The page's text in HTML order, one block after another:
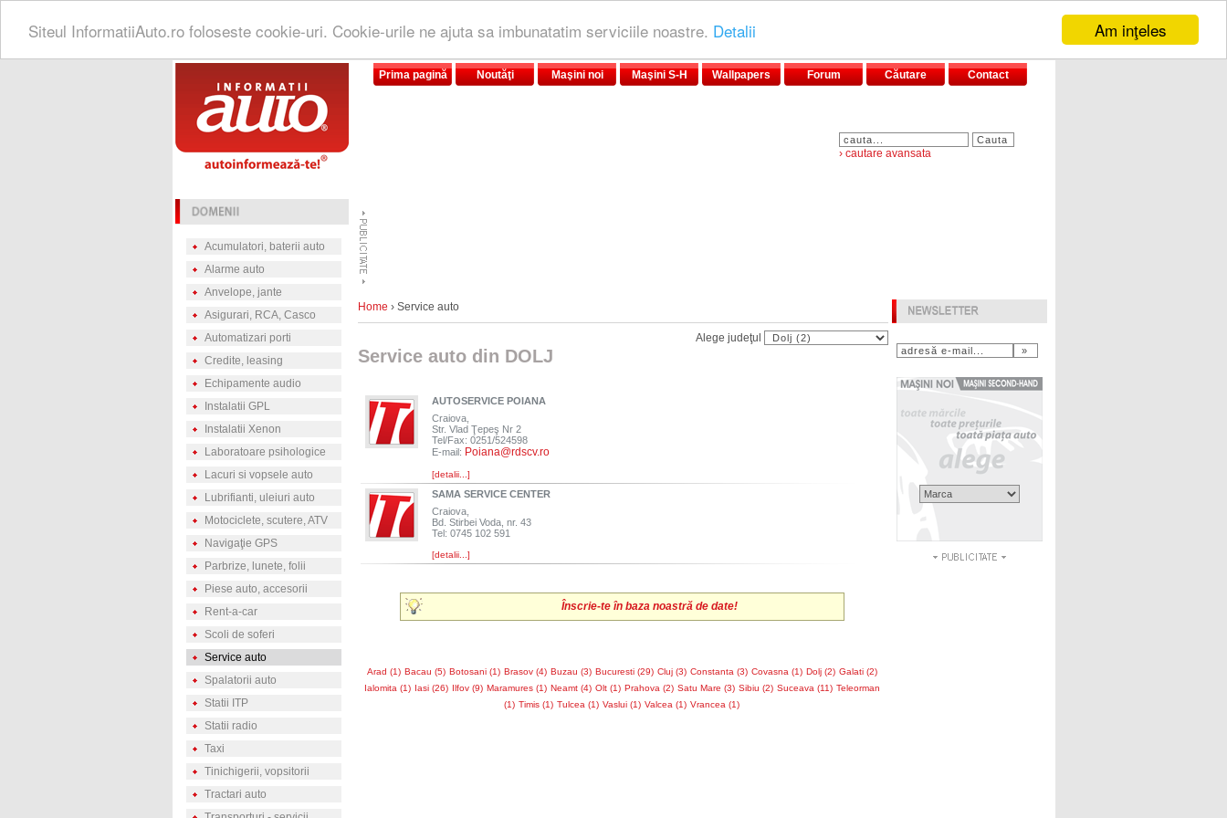
Am inţeles
Siteul InformatiiAuto.ro foloseste cookie-uri. Cookie-urile ne ajuta sa imbunatatim serviciile noastre. Detalii
Prima pagină Noutăţi Maşini noi Maşini S-H Wallpapers Forum Căutare Contact
› cautare avansata
Acumulatori, baterii auto
Alarme auto
Anvelope, jante
Asigurari, RCA, Casco
Automatizari porti
Credite, leasing
Echipamente audio
Instalatii GPL
Instalatii Xenon
Laboratoare psihologice
Lacuri si vopsele auto
Lubrifianti, uleiuri auto
Motociclete, scutere, ATV
Navigaţie GPS
Parbrize, lunete, folii
Piese auto, accesorii
Rent-a-car
Scoli de soferi
Service auto
Spalatorii auto
Statii ITP
Statii radio
Taxi
Tinichigerii, vopsitorii
Tractari auto
Home › Service auto
Alege judeţul
Service auto din DOLJ
AUTOSERVICE POIANA
Craiova,
Str. Vlad Ţepeş Nr 2
Tel/Fax: 0251/524598
E-mail: Poiana@rdscv.ro
[detalii...]
SAMA SERVICE CENTER
Craiova,
Bd. Stirbei Voda, nr. 43
Tel: 0745 102 591
[detalii...]
Înscrie-te în baza noastră de date!
Arad (1) Bacau (5) Botosani (1) Brasov (4) Buzau (3) Bucuresti (29) Cluj (3) Constanta (3) Covasna (1) Dolj (2) Galati (2)
Ialomita (1) Iasi (26) Ilfov (9) Maramures (1) Neamt (4) Olt (1) Prahova (2) Satu Mare (3) Sibiu (2) Suceava (11) Teleorman
(1) Timis (1) Tulcea (1) Vaslui (1) Valcea (1) Vrancea (1)